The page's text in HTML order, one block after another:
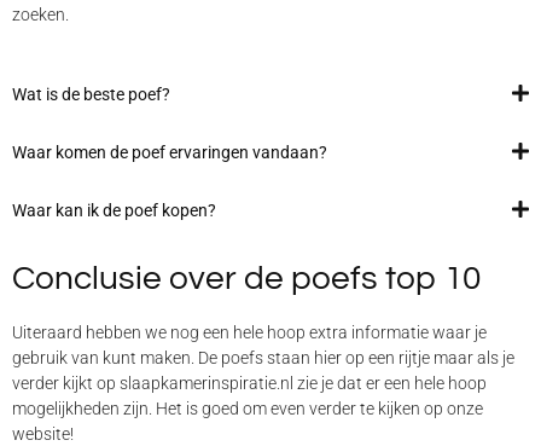
zoeken.
Wat is de beste poef?
Waar komen de poef ervaringen vandaan?
Waar kan ik de poef kopen?
Conclusie over de poefs top 10
Uiteraard hebben we nog een hele hoop extra informatie waar je
gebruik van kunt maken. De poefs staan hier op een rijtje maar als je
verder kijkt op slaapkamerinspiratie.nl zie je dat er een hele hoop
mogelijkheden zijn. Het is goed om even verder te kijken op onze
website!